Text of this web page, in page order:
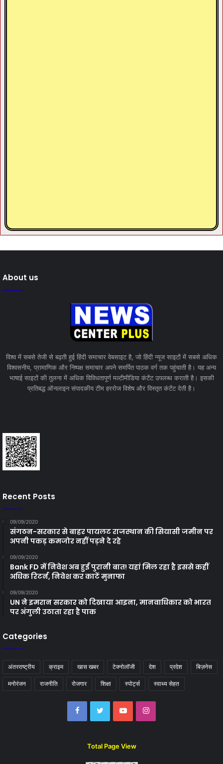
About us
विश्व में सबसे तेजी से बढ़ती हुई हिंदी समाचार वेबसाइट है, जो हिंदी न्यूज साइटों में सबसे अधिक
विश्वसनीय, प्रामाणिक और निष्पक्ष समाचार अपने समर्पित पाठक वर्ग तक पहुंचाती है। यह अन्य
भाषाई साइटों की तुलना में अधिक विविधतापूर्ण मल्टीमीडिया कंटेंट उपलब्ध कराती है। इसकी
प्रतिबद्ध ऑनलाइन संपादकीय टीम हररोज विशेष और विस्तृत कंटेंट देती है।
Recent Posts
09/09/2020
संगठन-सरकार से बाहर पायलट राजस्थान की सियासी जमीन पर
अपनी पकड़ कमजोर नहीं पड़ने दे रहे
09/09/2020
Bank FD में निवेश अब हुई पुरानी बात! यहां मिल रहा है इससे कहीं
अधिक रिटर्न, निवेश कर काटें मुनाफा
09/09/2020
UN ने इमरान सरकार को दिखाया आइना, मानवाधिकार को भारत
पर अंगुली उठाता रहा है पाक
Categories
अंतरराष्ट्रीय क्राइम खास खबर टेक्नोलॉजी देश प्रदेश बिज़नेस
मनोरंजन राजनीति रोजगार शिक्षा स्पोर्ट्स स्वाथ्य सेहत
FacebookTwitterYouTubeInstagram
Total Page View